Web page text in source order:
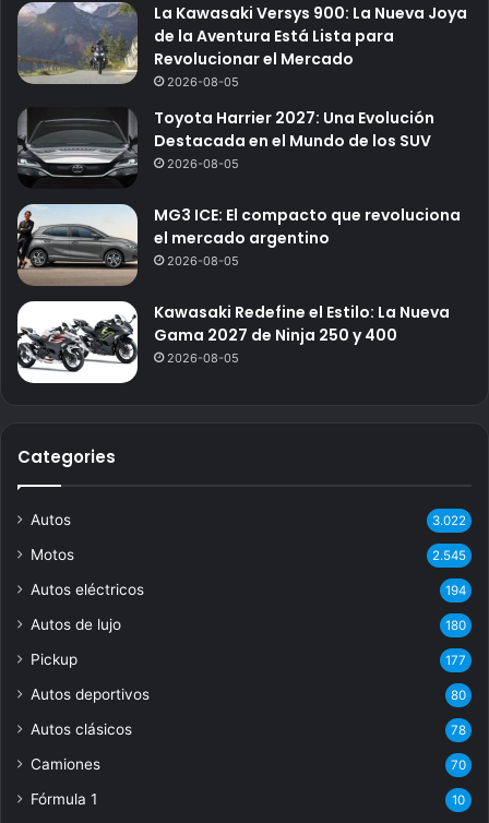
La Kawasaki Versys 900: La Nueva Joya
de la Aventura Está Lista para
Revolucionar el Mercado
2026-08-05
Toyota Harrier 2027: Una Evolución
Destacada en el Mundo de los SUV
2026-08-05
MG3 ICE: El compacto que revoluciona
el mercado argentino
2026-08-05
Kawasaki Redefine el Estilo: La Nueva
Gama 2027 de Ninja 250 y 400
2026-08-05
Categories
Autos 3.022
Motos 2.545
Autos eléctricos 194
Autos de lujo 180
Pickup 177
Autos deportivos 80
Autos clásicos 78
Camiones 70
Fórmula 1 10